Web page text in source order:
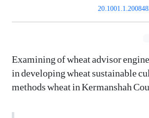
Examining of wheat advisor
in developing wheat sustainable
methods wheat in Kermanshah